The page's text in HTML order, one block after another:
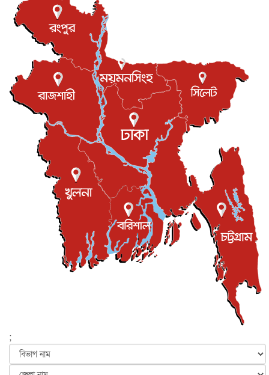
টি-টোয়েন্টি ইতিহাসের সর্বোচ্চ রানের মালিক এখন জস বাটলার
বস্তিতে কেটেছে শৈশব, আজ মুম্বাইয়ে দুই বাড়ির মালিক
বিনোদন ৬ আগস্ট, ২০২৬
যুক্তরাজ্যে বসবাসরত জাতীয়তাবাদী কুলাউড়াবাসীর মত বিনিময়
সভা...
ইউকে কমিউনিটি ৫ আগস্ট, ২০২৬
প্রধানমন্ত্রীকে সৌদি আরব সফরের আমন্ত্রণ
জাতীয় ৫ আগস্ট, ২০২৬
জুলাই গণ-অভ্যুত্থান দিবস আজ, স্মরণে দেশজুড়ে কর্মসূচি
জাতীয় ৫ আগস্ট, ২০২৬
জনগণ পরিবর্তন চেয়েছে বলেই জুলাই আন্দোলন সফল :
৫ আগস্ট, ২০২৬
বেনজীর আহমেদের সঙ্গে পরীমনির ঘনিষ্ঠ সম্পর্ক ছিল : নাসির
মাহম...
জাতীয় ৫ আগস্ট, ২০২৬
হরমুজ নিয়ে ইরান-মার্কিন চুক্তি হতে পারে আজ : মার্কিন অর্থমন...
৫ আগস্ট, ২০২৬
পৃথিবীর দিকে আসছে বিধ্বংসী বস্তু, পারমাণবিক বোমা দিয়ে করা
আন্তর্জাতিক ৫ আগস্ট, ২০২৬
কেনিয়ায় ১৫ হাতির রহস্যজনক মৃত্যু, সন্দেহের মুখে কীটনাশকের
;